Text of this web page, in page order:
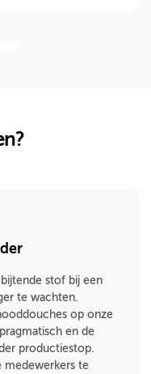
stof bij een
te wachten.
op onze
en de
productiestop.
medewerkers te